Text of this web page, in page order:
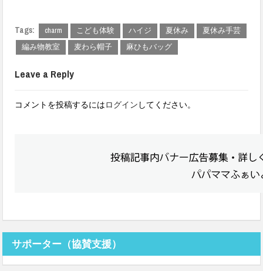
Tags: charm こども体験 ハイジ 夏休み
夏休み手芸
編み物教室
麦わら帽子 麻ひもバッグ
Leave a Reply
コメントを投稿するにはログイン してください。
サポーター（協賛支援）